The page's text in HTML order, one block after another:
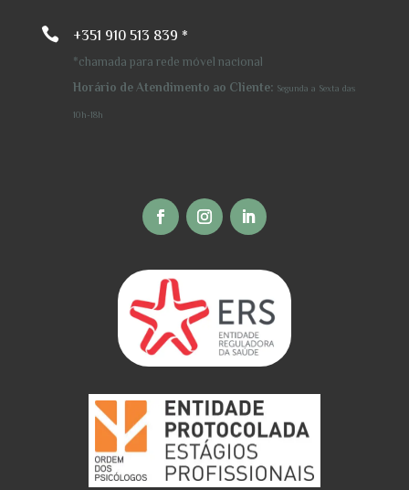
 +351 910 513 839 *
*chamada para rede móvel nacional
Horário de Atendimento ao Cliente: Segunda a Sexta das
10h-18h